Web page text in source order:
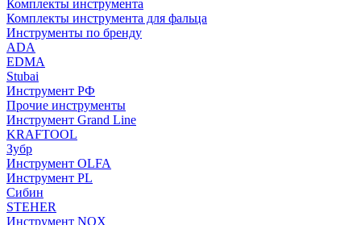
Комплекты инструмента
Комплекты инструмента для фальца
Инструменты по бренду
ADA
EDMA
Stubai
Инструмент РФ
Прочие инструменты
Инструмент Grand Line
KRAFTOOL
Зубр
Инструмент OLFA
Инструмент PL
Сибин
STEHER
Инструмент NOX